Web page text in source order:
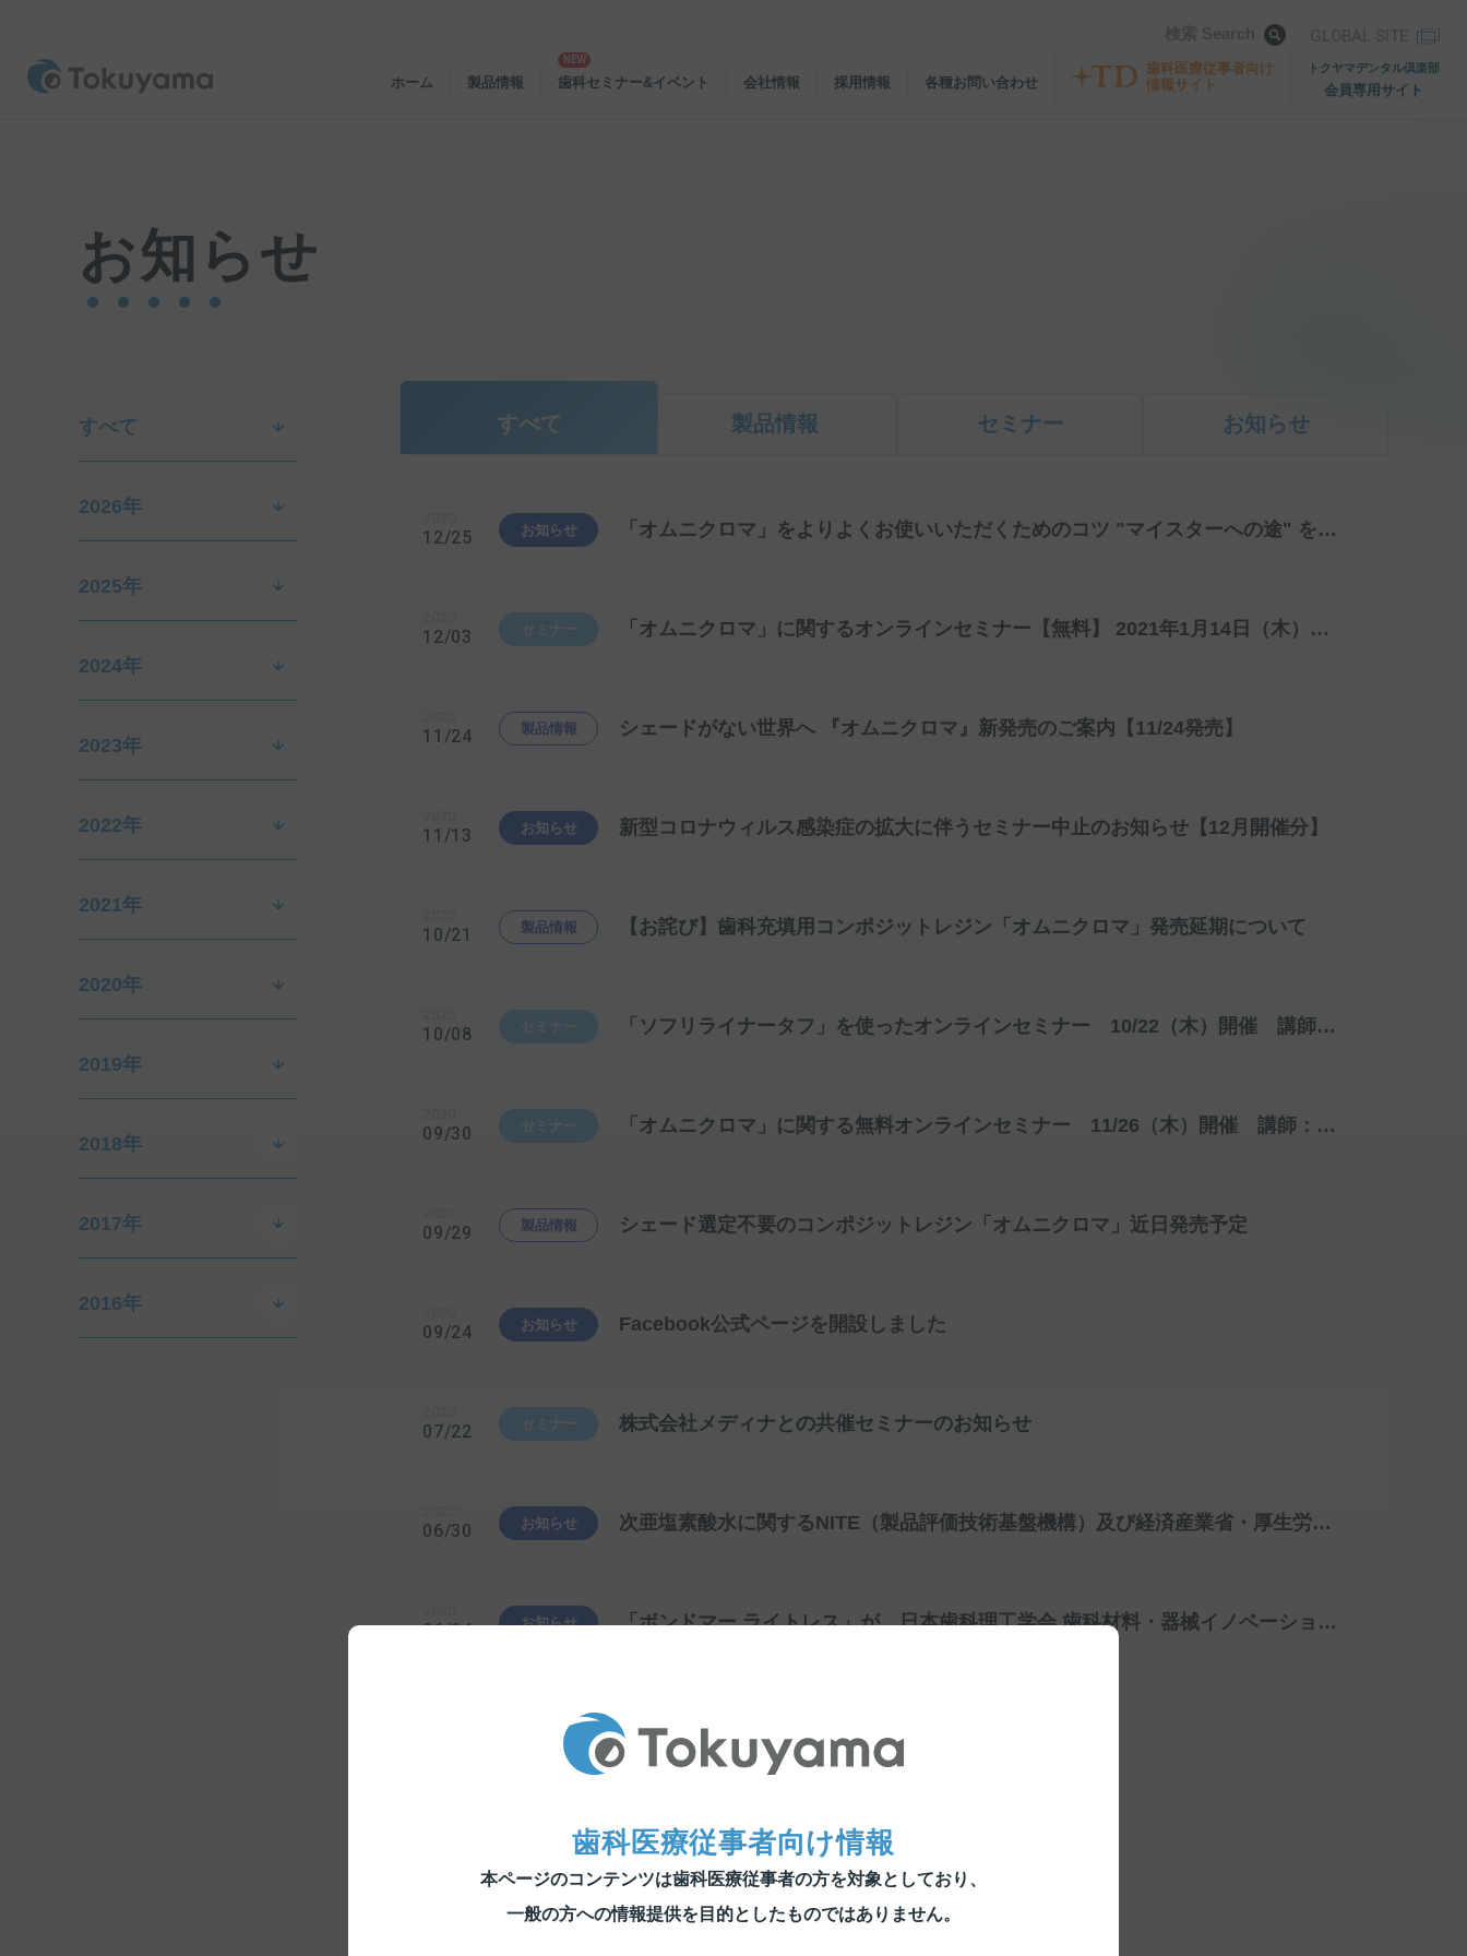
ホーム 製品情報 歯科セミナー&イベント 会社情報 採用情報 各種お問い合わせ
歯科医療従事者向け
情報サイト
トクヤマデンタル倶楽部
会員専用サイト
お知らせ
すべて
2026年
2025年
2024年
2023年
2022年
2021年
2020年
2019年
2018年
2017年
2016年
すべて 製品情報 セミナー お知らせ
12/25 お知らせ 「オムニクロマ」をよりよくお使いいただくためのコツ "マイスターへの途" を特設ページにアップしました
12/03 セミナー 「オムニクロマ」に関するオンラインセミナー【無料】 2021年1月14日（木）開催
11/24 製品情報 シェードがない世界へ 『オムニクロマ』新発売のご案内【11/24発売】
11/13 お知らせ 新型コロナウィルス感染症の拡大に伴うセミナー中止のお知らせ【12月開催分】
10/21 製品情報 【お詫び】歯科充填用コンポジットレジン「オムニクロマ」発売延期について
10/08 セミナー 「ソフリライナータフ」を使ったオンラインセミナー 10/22（木）開催 講師：金澤 学先生
09/30 セミナー 「オムニクロマ」に関する無料オンラインセミナー 11/26（木）開催 講師：宮崎真至先生
09/29 製品情報 シェード選定不要のコンポジットレジン「オムニクロマ」近日発売予定
09/24 お知らせ Facebook公式ページを開設しました
07/22 セミナー 株式会社メディナとの共催セミナーのお知らせ
06/30 お知らせ 次亜塩素酸水に関するNITE（製品評価技術基盤機構）及び経済産業省・厚生労働省・消費者庁の報告を受けて
06/24 お知らせ 「ボンドマー ライトレス」が、日本歯科理工学会 歯科材料・器械イノベーション賞を受賞しました。
製品情報 「エステライトブロックII」新発売
製品情報 「フィッティング ジグ」販売中止のお知らせ
歯科医療従事者向け情報
本ページのコンテンツは歯科医療従事者の方を対象としており、
一般の方への情報提供を目的としたものではありません。